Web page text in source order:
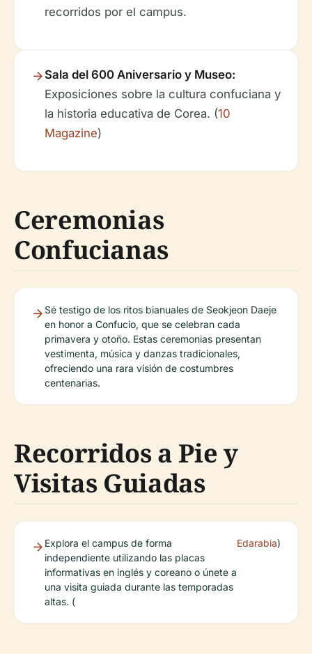
recorridos por el campus.
Sala del 600 Aniversario y Museo:
Exposiciones sobre la cultura confuciana y
la historia educativa de Corea. (10
Magazine)
Ceremonias
Confucianas
Sé testigo de los ritos bianuales de Seokjeon Daeje
en honor a Confucio, que se celebran cada
primavera y otoño. Estas ceremonias presentan
vestimenta, música y danzas tradicionales,
ofreciendo una rara visión de costumbres
centenarias.
Recorridos a Pie y
Visitas Guiadas
Explora el campus de forma
independiente utilizando las placas
informativas en inglés y coreano o únete a
una visita guiada durante las temporadas
altas. (
Edarabia)